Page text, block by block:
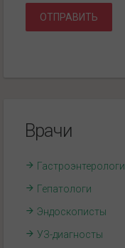
ОТПРАВИТЬ
Врачи
Гастроэнтерологи
Гепатологи
Эндоскописты
УЗ-диагносты